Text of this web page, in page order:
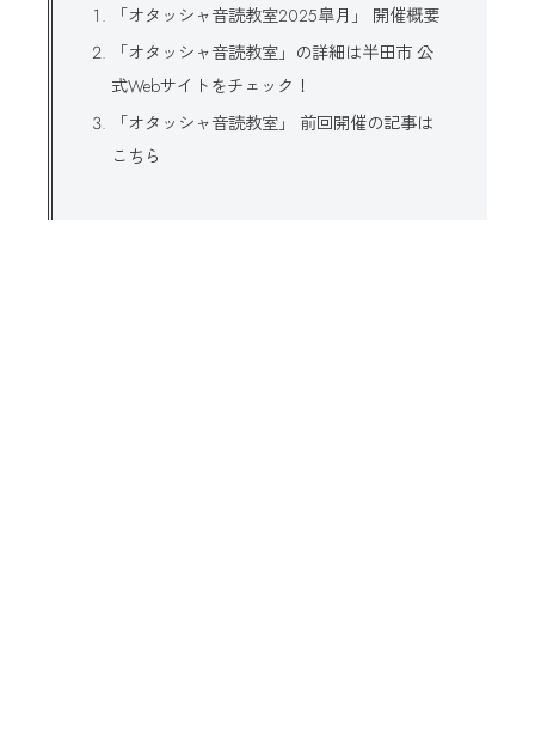
「オタッシャ音読教室2025皐月」 開催概要
「オタッシャ音読教室」の詳細は半田市 公
式Webサイトをチェック！
「オタッシャ音読教室」 前回開催の記事は
こちら